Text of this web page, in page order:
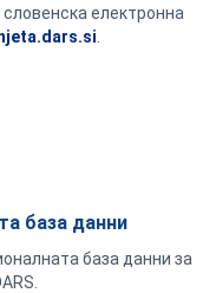
електронна
база данни
база данни за